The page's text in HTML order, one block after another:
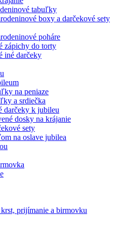
tabuľky
boxy a darčekové sety
poháre
zápichy do torty
iné darčeky
na peniaze
a srdiečka
darčeky k jubileu
dosky na krájanie
sety
na oslave jubilea
prijímanie a birmovku